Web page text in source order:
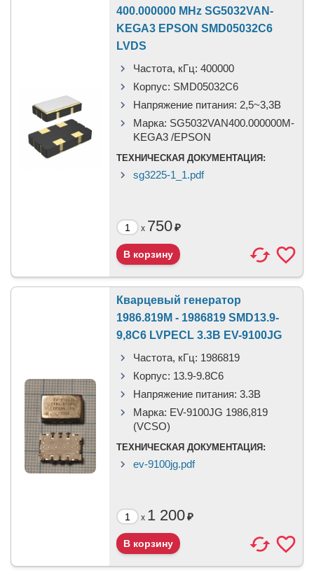
400.000000 MHz SG5032VAN-
KEGA3 EPSON SMD05032C6
LVDS
Частота, кГц: 400000
Корпус: SMD05032C6
Напряжение питания: 2,5~3,3В
Марка: SG5032VAN400.000000M-
KEGA3 /EPSON
ТЕХНИЧЕСКАЯ ДОКУМЕНТАЦИЯ:
sg3225-1_1.pdf
x 750₽
Кварцевый генератор
1986.819M - 1986819 SMD13.9-
9,8C6 LVPECL 3.3В ЕV-9100JG
Частота, кГц: 1986819
Корпус: 13.9-9.8C6
Напряжение питания: 3.3В
Марка: ЕV-9100JG 1986,819
(VCSO)
ТЕХНИЧЕСКАЯ ДОКУМЕНТАЦИЯ:
ev-9100jg.pdf
x 1 200₽